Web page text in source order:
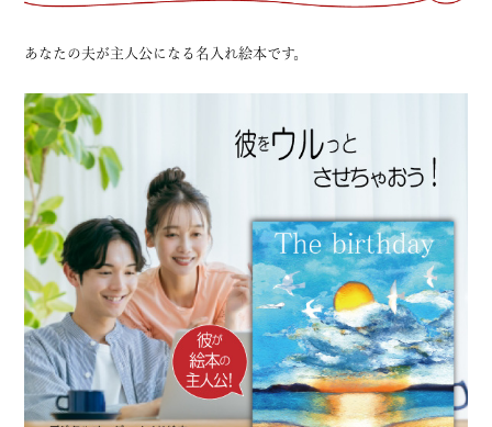
あなたの夫が主人公になる名入れ絵本です。